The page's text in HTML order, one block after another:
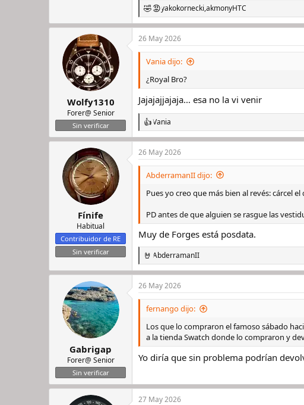
R
e
a
c
c
n
e
s
yakokornecki,akmonyHTC
Wolfy1310
Forer@ Senior
Sin verificar
26 May 2026
Vania dijo:
¿Royal Bro?
Jajajajjajaja… esa no la vi venir
R
e
a
c
c
Vania
Fínife
Habitual
Contribuidor de RE
Sin verificar
26 May 2026
AbderramanII dijo:
Pues yo creo que más bien al revés: cárcel
PD antes de que alguien se rasgue las
Muy de Forges está posdata.
R
e
a
c
c
s
:
AbderramanII
Gabrigap
Forer@ Senior
Sin verificar
26 May 2026
fernango dijo:
Los que lo compraron el famoso sábado
a la tienda Swatch donde lo compraron y
Yo diría que sin problema podrían
27 May 2026